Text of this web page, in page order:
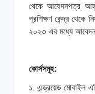
থেকে আবেদনপত্র
প্রশিক্ষণ কেন্দ্র থেকে
২০২৩ এর মধ্যে
কোর্সসমূহ:
১. এন্ড্রয়েড মোবাইল